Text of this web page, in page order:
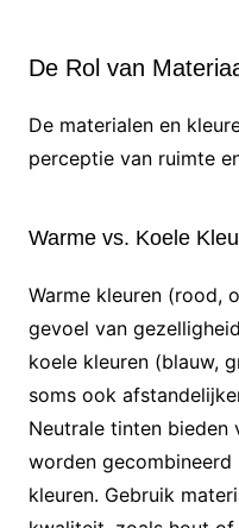
De Rol van
De materialen en
perceptie van ruimte
Warme vs. Koele
Warme kleuren (rood,
gevoel van
koele kleuren (blauw,
soms ook
Neutrale tinten bieden
worden
kleuren. Gebruik